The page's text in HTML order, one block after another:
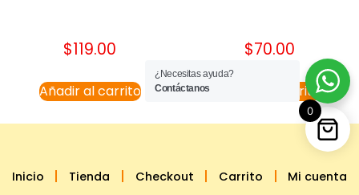
$119.00
Añadir al carrito
$70.00
Añadir al carrito
Inicio Tienda Checkout Carrito Mi cuenta
¿Necesitas ayuda?
Contáctanos
0